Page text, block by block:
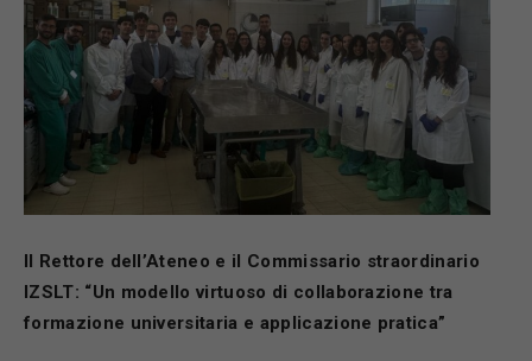
Il Rettore dell’Ateneo e il Commissario straordinario
IZSLT: “Un modello virtuoso di collaborazione tra
formazione universitaria e applicazione pratica”